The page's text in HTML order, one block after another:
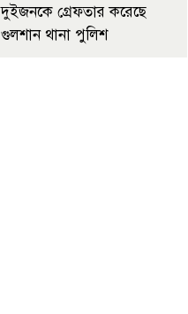
দুইজনকে গ্রেফতার করেছে
গুলশান থানা পুলিশ